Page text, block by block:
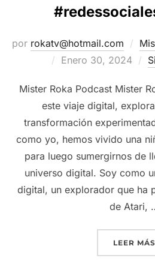
por rokatv@hotmail.com
Publicado
Enero 30, 2024
Mister Roka Podcast Mister
este viaje digital,
transformación
como yo, hemos vivido una
para luego sumergirnos de
universo digital. Soy como
digital, un explorador que ha
de Atari,
LEER MÁS